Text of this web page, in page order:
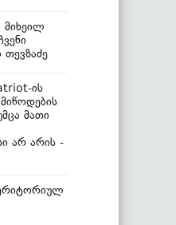
მიხეილ
თევზაძე
ის
მათი
არ არის -